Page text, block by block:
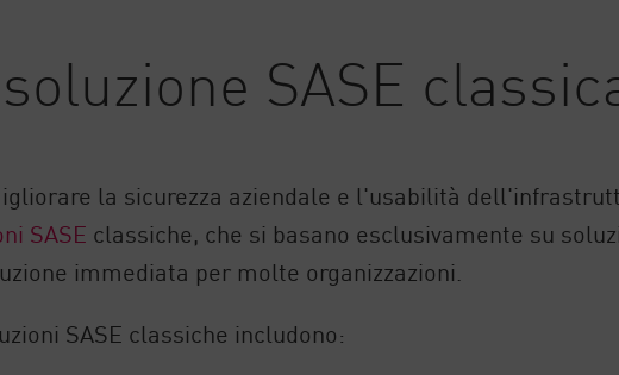
SASE
la sicurezza aziendale e l'usabilità
SASE classiche, che si basano esclusivamente su
immediata per molte organizzazioni.
SASE classiche includono: